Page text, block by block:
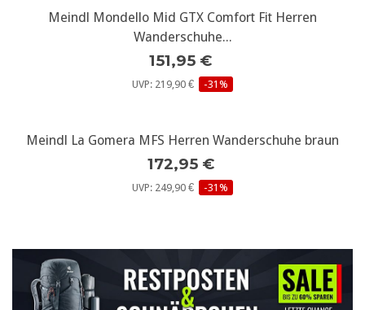
Meindl Mondello Mid GTX Comfort Fit Herren
Wanderschuhe...
151,95 €
UVP: 219,90 € -31%
Meindl La Gomera MFS Herren Wanderschuhe braun
172,95 €
UVP: 249,90 € -31%